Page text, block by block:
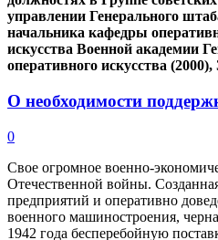
управлении Генерального
начальника кафедры
искусства Военной академии
оперативного искусства
О необходимости
0
Свое огромное военно-
Отечественной войны.
предприятий и оперативно
военного машиностроения,
1942 года бесперебойную